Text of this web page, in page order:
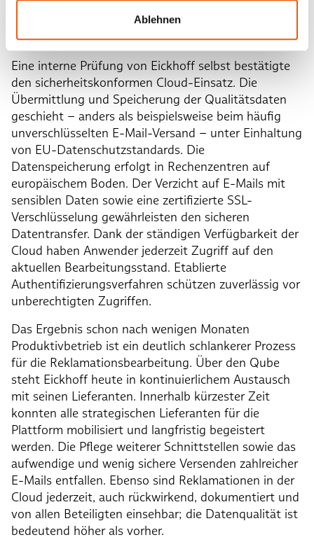
Ablehnen
Datensicherheit geht vor
Eine interne Prüfung von Eickhoff selbst bestätigte
den sicherheitskonformen Cloud-Einsatz. Die
Übermittlung und Speicherung der Qualitätsdaten
geschieht – anders als beispielsweise beim häufig
unverschlüsselten E-Mail-Versand – unter Einhaltung
von EU-Datenschutzstandards. Die
Datenspeicherung erfolgt in Rechenzentren auf
europäischem Boden. Der Verzicht auf E-Mails mit
sensiblen Daten sowie eine zertifizierte SSL-
Verschlüsselung gewährleisten den sicheren
Datentransfer. Dank der ständigen Verfügbarkeit der
Cloud haben Anwender jederzeit Zugriff auf den
aktuellen Bearbeitungsstand. Etablierte
Authentifizierungsverfahren schützen zuverlässig vor
unberechtigten Zugriffen.
Das Ergebnis schon nach wenigen Monaten
Produktivbetrieb ist ein deutlich schlankerer Prozess
für die Reklamationsbearbeitung. Über den Qube
steht Eickhoff heute in kontinuierlichem Austausch
mit seinen Lieferanten. Innerhalb kürzester Zeit
konnten alle strategischen Lieferanten für die
Plattform mobilisiert und langfristig begeistert
werden. Die Pflege weiterer Schnittstellen sowie das
aufwendige und wenig sichere Versenden zahlreicher
E-Mails entfallen. Ebenso sind Reklamationen in der
Cloud jederzeit, auch rückwirkend, dokumentiert und
von allen Beteiligten einsehbar; die Datenqualität ist
bedeutend höher als vorher.